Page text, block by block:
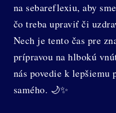
na sebareflexiu, aby
čo treba upraviť či
Nech je tento čas pre
prípravou na hlbokú
nás povedie k lepšiemu
samého. 🌙✨